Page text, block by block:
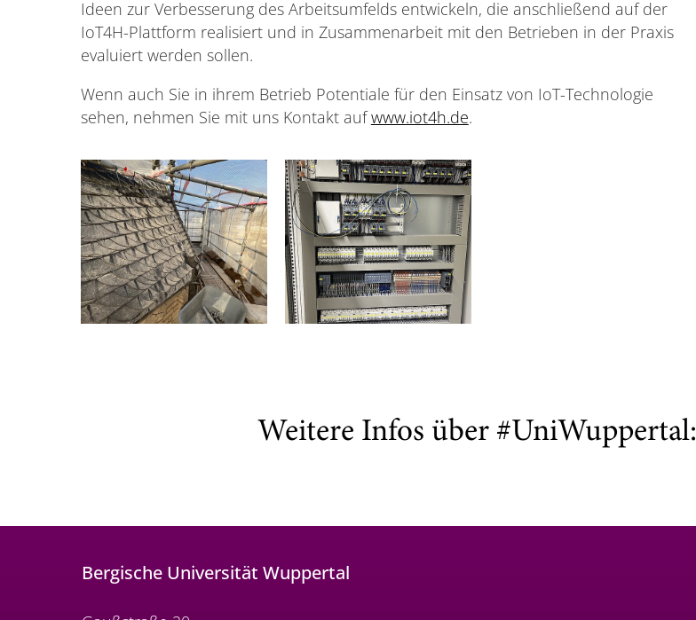
Ideen zur Verbesserung des Arbeitsumfelds entwickeln, die anschließend auf der
IoT4H-Plattform realisiert und in Zusammenarbeit mit den Betrieben in der Praxis
evaluiert werden sollen.
Wenn auch Sie in ihrem Betrieb Potentiale für den Einsatz von IoT-Technologie
sehen, nehmen Sie mit uns Kontakt aufwww.iot4h.de.
Weitere Infos über #UniWuppertal:
Bergische Universität Wuppertal